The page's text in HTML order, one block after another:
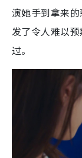
演她手到拿来
发了令人难以
过。